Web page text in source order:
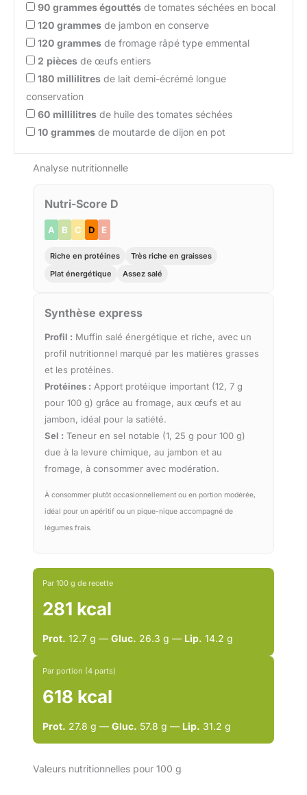
90 grammes égouttés de tomates séchées en bocal
120 grammes de jambon en conserve
120 grammes de fromage râpé type emmental
2 pièces de œufs entiers
180 millilitres de lait demi-écrémé longue
conservation
60 millilitres de huile des tomates séchées
10 grammes de moutarde de dijon en pot
Analyse nutritionnelle
Nutri-Score D
A B C D E
Riche en protéines
Très riche en graisses
Plat énergétique
Assez salé
Synthèse express
Profil : Muffin salé énergétique et riche, avec un
profil nutritionnel marqué par les matières grasses
et les protéines.
Protéines : Apport protéique important (12, 7 g
pour 100 g) grâce au fromage, aux œufs et au
jambon, idéal pour la satiété.
Sel : Teneur en sel notable (1, 25 g pour 100 g)
due à la levure chimique, au jambon et au
fromage, à consommer avec modération.
À consommer plutôt occasionnellement ou en portion modérée,
idéal pour un apéritif ou un pique-nique accompagné de
légumes frais.
Par 100 g de recette
281 kcal
Prot. 12.7 g — Gluc. 26.3 g — Lip. 14.2 g
Par portion (4 parts)
618 kcal
Prot. 27.8 g — Gluc. 57.8 g — Lip. 31.2 g
Valeurs nutritionnelles pour 100 g